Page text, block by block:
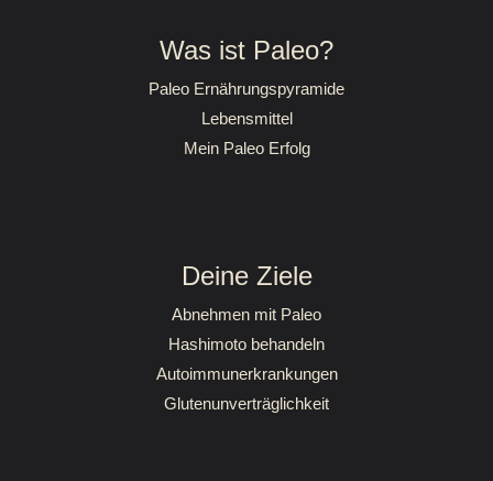
Was ist Paleo?
Paleo Ernährungspyramide
Lebensmittel
Mein Paleo Erfolg
Deine Ziele
Abnehmen mit Paleo
Hashimoto behandeln
Autoimmunerkrankungen
Glutenunverträglichkeit